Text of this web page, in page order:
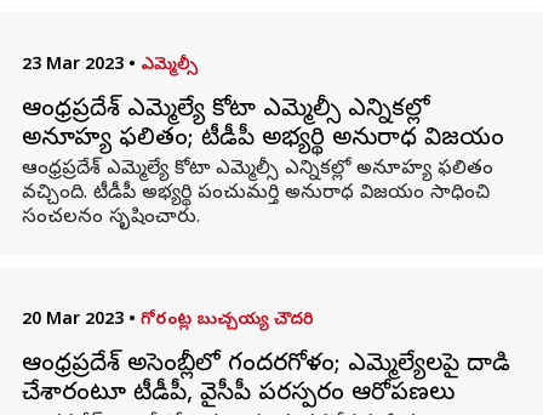
23 Mar 2023 • ఎమ్మెల్సీ
ఆంధ్రప్రదేశ్ ఎమ్మెల్యే కోటా ఎమ్మెల్సీ ఎన్నికల్లో
అనూహ్య ఫలితం; టీడీపీ అభ్యర్థి అనురాధ విజయం
ఆంధ్రప్రదేశ్ ఎమ్మెల్యే కోటా ఎమ్మెల్సీ ఎన్నికల్లో అనూహ్య ఫలితం
వచ్చింది. టీడీపీ అభ్యర్థి పంచుమర్తి అనురాధ విజయం సాధించి
సంచలనం సృషించారు.
20 Mar 2023 • గోరంట్ల బుచ్చయ్య చౌదరి
ఆంధ్రప్రదేశ్ అసెంబ్లీలో గందరగోళం; ఎమ్మెల్యేలపై దాడి
చేశారంటూ టీడీపీ, వైసీపీ పరస్పరం ఆరోపణలు